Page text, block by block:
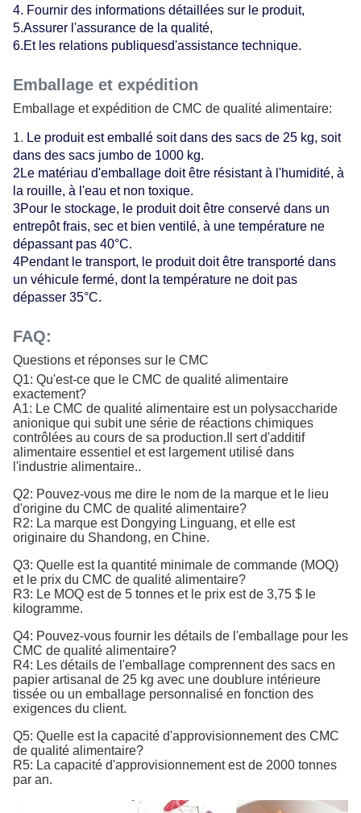
4. Fournir des informations détaillées sur le produit,
5.Assurer l'assurance de la qualité,
6.Et les relations publiquesd'assistance technique.
Emballage et expédition
Emballage et expédition de CMC de qualité alimentaire:
Le produit est emballé soit dans des sacs de 25 kg, soit
dans des sacs jumbo de 1000 kg.
2Le matériau d'emballage doit être résistant à l'humidité, à
la rouille, à l'eau et non toxique.
3Pour le stockage, le produit doit être conservé dans un
entrepôt frais, sec et bien ventilé, à une température ne
dépassant pas 40°C.
4Pendant le transport, le produit doit être transporté dans
un véhicule fermé, dont la température ne doit pas
dépasser 35°C.
FAQ:
Questions et réponses sur le CMC
Q1: Qu'est-ce que le CMC de qualité alimentaire
exactement?
A1: Le CMC de qualité alimentaire est un polysaccharide
anionique qui subit une série de réactions chimiques
contrôlées au cours de sa production.Il sert d'additif
alimentaire essentiel et est largement utilisé dans
l'industrie alimentaire..
Q2: Pouvez-vous me dire le nom de la marque et le lieu
d'origine du CMC de qualité alimentaire?
R2: La marque est Dongying Linguang, et elle est
originaire du Shandong, en Chine.
Q3: Quelle est la quantité minimale de commande (MOQ)
et le prix du CMC de qualité alimentaire?
R3: Le MOQ est de 5 tonnes et le prix est de 3,75 $ le
kilogramme.
Q4: Pouvez-vous fournir les détails de l'emballage pour les
CMC de qualité alimentaire?
R4: Les détails de l'emballage comprennent des sacs en
papier artisanal de 25 kg avec une doublure intérieure
tissée ou un emballage personnalisé en fonction des
exigences du client.
Q5: Quelle est la capacité d'approvisionnement des CMC
de qualité alimentaire?
R5: La capacité d'approvisionnement est de 2000 tonnes
par an.